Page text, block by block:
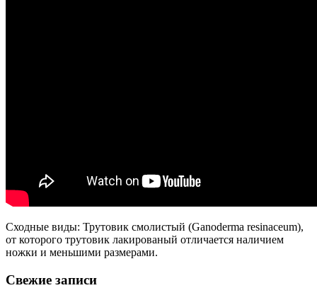
Сходные виды: Трутовик смолистый (Ganoderma resinaceum),
от которого трутовик лакированый отличается наличием
ножки и меньшими размерами.
Свежие записи